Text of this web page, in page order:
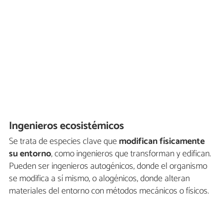
Ingenieros ecosistémicos
Se trata de especies clave quemodifican físicamente
su entorno, como ingenieros que transforman y edifican.
Pueden ser ingenieros autogénicos, donde el organismo
se modifica a sí mismo, o alogénicos, donde alteran
materiales del entorno con métodos mecánicos o físicos.